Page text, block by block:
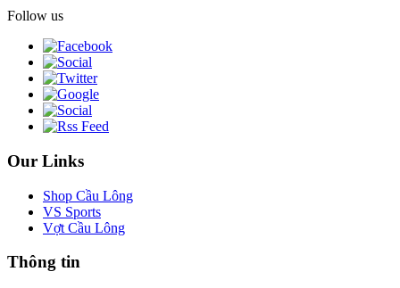
Follow us
Our Links
Shop Cầu Lông
VS Sports
Vợt Cầu Lông
Thông tin